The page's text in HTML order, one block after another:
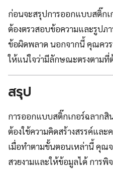
ก่อนจะสรุปการออกแบบสติ๊ก
ต้องตรวสอบข้อความและรูปภ
ข้อผิดพลาด นอกจากนี้ คุณค
ให้แน่ใจว่ามีลักษณะตรงตามที่
สรุป
การออกแบบสติ๊กเกอร์ฉลากสิ
ต้องใช้ความคิดสร้างสรรค์แล
เมื่อทำตามขั้นตอนเหล่านี้ คุณ
สวยงามและให้ข้อมูลได้ การ